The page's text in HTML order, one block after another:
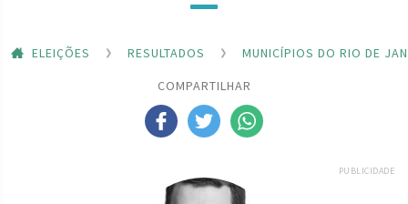
ELEIÇÕES RESULTADOS
MUNICÍPIOS DO RIO DE
COMPARTILHAR
PUBLICIDADE